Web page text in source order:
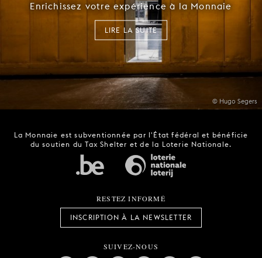
© Hugo Segers
Enrichissez votre expérience à la Monnaie
LIRE LA SUITE
La Monnaie est subventionnée par l'État fédéral et bénéficie
du soutien du Tax Shelter et de la Loterie Nationale.
RESTEZ INFORMÉ
INSCRIPTION À LA NEWSLETTER
SUIVEZ-NOUS